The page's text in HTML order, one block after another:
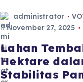
administrator
November 27, 2025
Lahan
Hektare
Stabilitas